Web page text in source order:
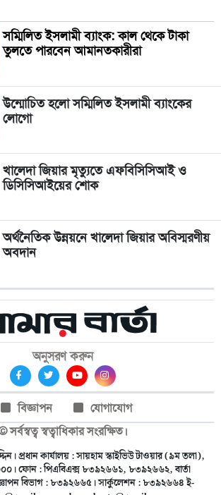
সম্মিলিত ইসলামী ব্যাংক: কাল থেকে টাকা
তুলতে পারবেন আমানতকারীরা
উন্মোচিত হলো সম্মিলিত ইসলামী ব্যাংকের
লোগো
খালেদা জিয়ার মৃত্যুতে এফবিসিসিআই ও
ডিসিসিআইয়ের শোক
অর্থনৈতিক উন্নয়নে খালেদা জিয়ার অবিস্মরণীয়
অবদান
অনুসরণ করুন
বিজ্ঞাপন
যোগাযোগ
সর্বস্বত্ব স্বত্বাধিকার সংরক্ষিত।
প্রধান কার্যালয় : সায়হাম স্কাইভিউ টাওয়ার (৯ম তলা),
ফোন : পিএবিএক্স ৮৩৯২৬৬১, ৮৩৯২৬৬২, বার্তা
বিভাগ : ৮৩৯২৬৬৫। সার্কুলেশন : ৮৩৯২৬৬৪ ই-